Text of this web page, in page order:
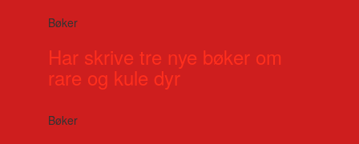
Bøker
Har skrive tre nye bøker om
rare og kule dyr
Bøker